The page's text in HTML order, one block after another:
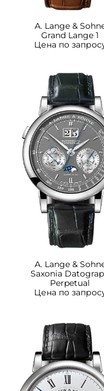
A. Lange &
Grand Lange 1
Цена по
A. Lange &
Saxonia
Perpetual
Цена по